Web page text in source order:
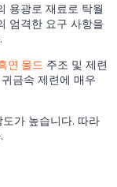
용광로 재료로 탁월
엄격한 요구 사항을
연 몰드 주조 및 제련
금속 제련에 매우
가 높습니다. 따라